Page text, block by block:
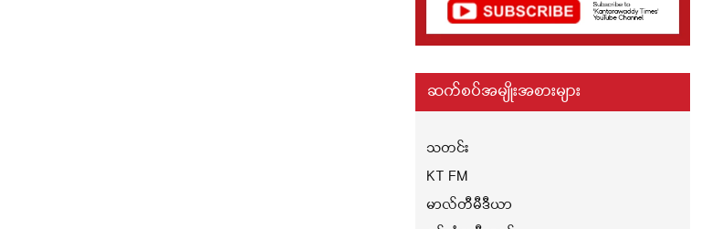
ဆက်စပ်အမျိုးအစားများ
သတင်း
KT FM
မာလ်တီမီဒီယာ